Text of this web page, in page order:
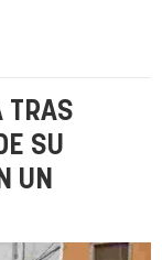
TRAS
SU
UN